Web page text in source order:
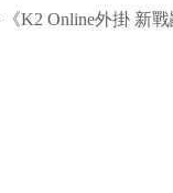
《K2 Online外掛 新